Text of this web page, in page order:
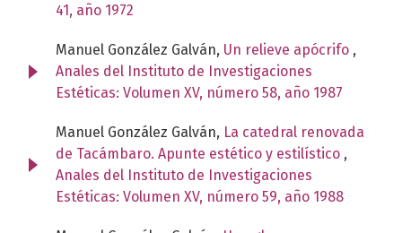
41, año 1972
Manuel González Galván, Un relieve apócrifo ,
Anales del Instituto de Investigaciones
Estéticas: Volumen XV, número 58, año 1987
Manuel González Galván, La catedral renovada
de Tacámbaro. Apunte estético y estilístico ,
Anales del Instituto de Investigaciones
Estéticas: Volumen XV, número 59, año 1988